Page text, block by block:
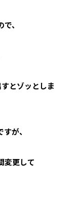
、
とゾッとしま
すが、
変更して